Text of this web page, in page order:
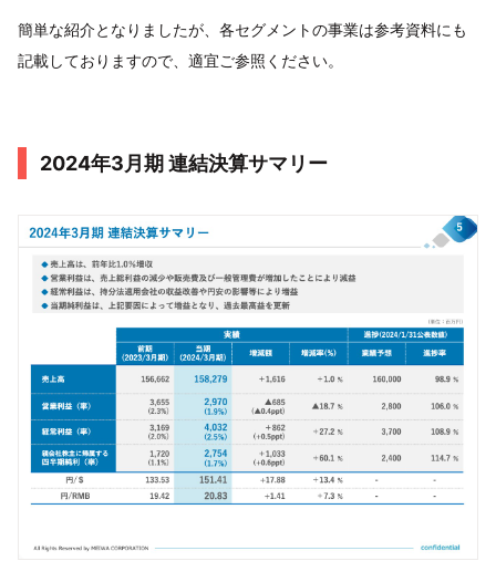
簡単な紹介となりましたが、各セグメントの事業は参考資料にも
記載しておりますので、適宜ご参照ください。
2024年3月期 連結決算サマリー